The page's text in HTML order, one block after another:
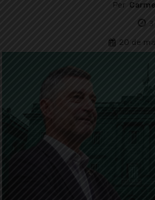
Per
3
20 de